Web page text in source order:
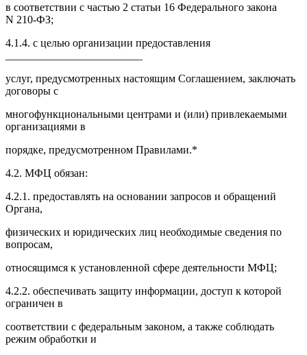
в соответствии с частью 2 статьи 16 Федерального закона
N 210-ФЗ;
4.1.4. с целью организации предоставления
услуг, предусмотренных настоящим Соглашением, заключать
договоры с
многофункциональными центрами и (или) привлекаемыми
организациями в
порядке, предусмотренном Правилами.*
4.2. МФЦ обязан:
4.2.1. предоставлять на основании запросов и обращений
Органа,
физических и юридических лиц необходимые сведения по
вопросам,
относящимся к установленной сфере деятельности МФЦ;
4.2.2. обеспечивать защиту информации, доступ к которой
ограничен в
соответствии с федеральным законом, а также соблюдать
режим обработки и